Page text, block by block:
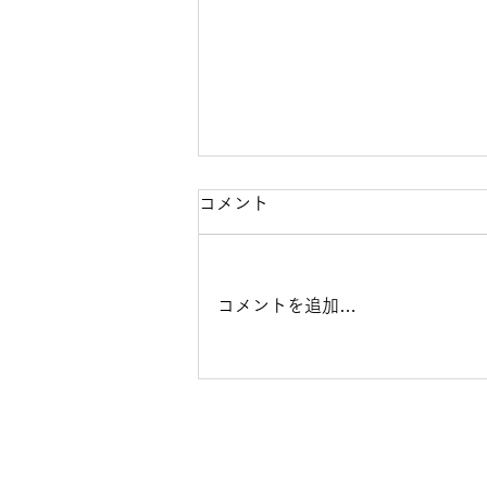
【10月4日（日）開催】Do-
Clinic第3回健康フェア2026
フェアのご案内記事となります。
コメント
コメントを追加…